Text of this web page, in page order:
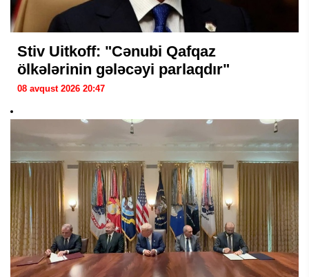
Stiv Uitkoff: "Cənubi Qafqaz
ölkələrinin gələcəyi parlaqdır"
08 avqust 2026 20:47